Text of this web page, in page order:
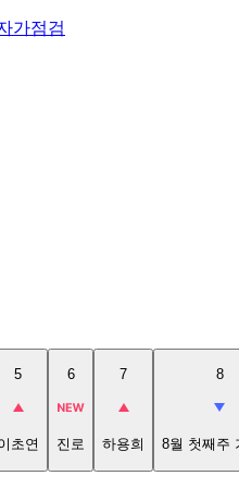
가점검
5
초연
6
진로
7
하용희
8
8월 첫째주